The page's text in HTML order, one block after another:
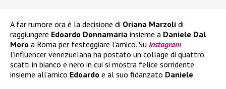
A far rumore ora è la decisione di Oriana Marzoli di
raggiungere Edoardo Donnamaria insieme a Daniele Dal
Moro a Roma per festeggiare l’amico. Su Instagram
l’influencer venezuelana ha postato un collage di quattro
scatti in bianco e nero in cui si mostra felice sorridente
insieme all’amico Edoardo e al suo fidanzato Daniele.